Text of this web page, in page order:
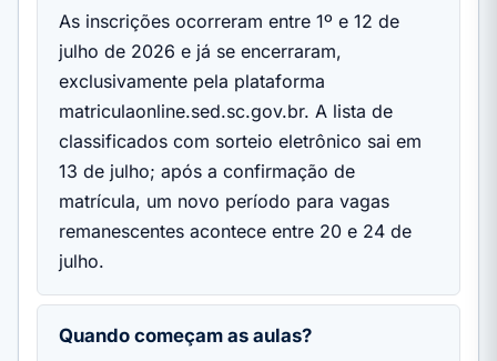
As inscrições ocorreram entre 1º e 12 de
julho de 2026 e já se encerraram,
exclusivamente pela plataforma
matriculaonline.sed.sc.gov.br. A lista de
classificados com sorteio eletrônico sai em
13 de julho; após a confirmação de
matrícula, um novo período para vagas
remanescentes acontece entre 20 e 24 de
julho.
Quando começam as aulas?